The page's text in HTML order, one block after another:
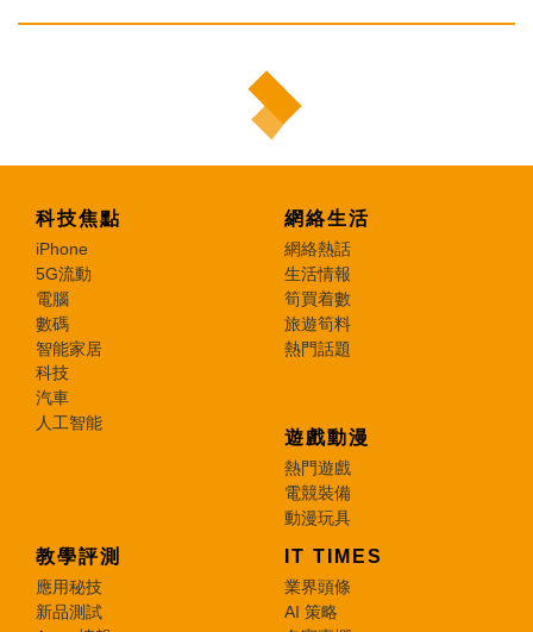
科技焦點
iPhone
5G流動
電腦
數碼
智能家居
科技
汽車
人工智能
網絡生活
網絡熱話
生活情報
筍買着數
旅遊筍料
熱門話題
遊戲動漫
熱門遊戲
電競裝備
動漫玩具
教學評測
應用秘技
新品測試
IT TIMES
業界頭條
AI 策略